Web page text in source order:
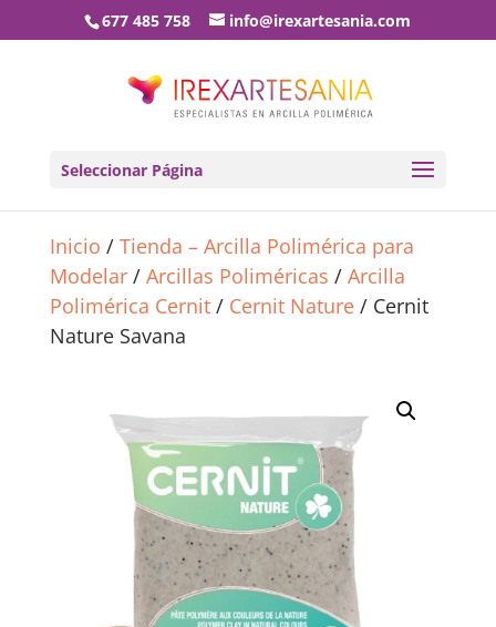
677 485 758 info@irexartesania.com
Seleccionar Página
Inicio / Tienda – Arcilla Polimérica para
Modelar/ Arcillas Poliméricas / Arcilla
Polimérica Cernit/ Cernit Nature/ Cernit
Nature Savana